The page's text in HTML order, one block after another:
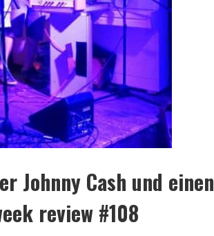
Johnny Cash und einen
review #108